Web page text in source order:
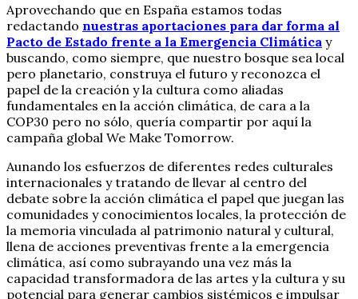
Aprovechando que en España estamos todas
redactando nuestras aportaciones para dar forma al
Pacto de Estado frente a la Emergencia Climática y
buscando, como siempre, que nuestro bosque sea local
pero planetario, construya el futuro y reconozca el
papel de la creación y la cultura como aliadas
fundamentales en la acción climática, de cara a la
COP30 pero no sólo, quería compartir por aquí la
campaña global We Make Tomorrow.
Aunando los esfuerzos de diferentes redes culturales
internacionales y tratando de llevar al centro del
debate sobre la acción climática el papel que juegan las
comunidades y conocimientos locales, la protección de
la memoria vinculada al patrimonio natural y cultural,
llena de acciones preventivas frente a la emergencia
climática, así como subrayando una vez más la
capacidad transformadora de las artes y la cultura y su
potencial para generar cambios sistémicos e impulsar